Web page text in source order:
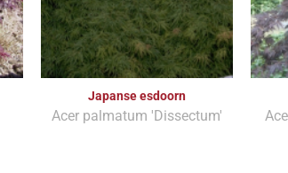
Japanse esdoorn
Acer palmatum 'Dissectum'